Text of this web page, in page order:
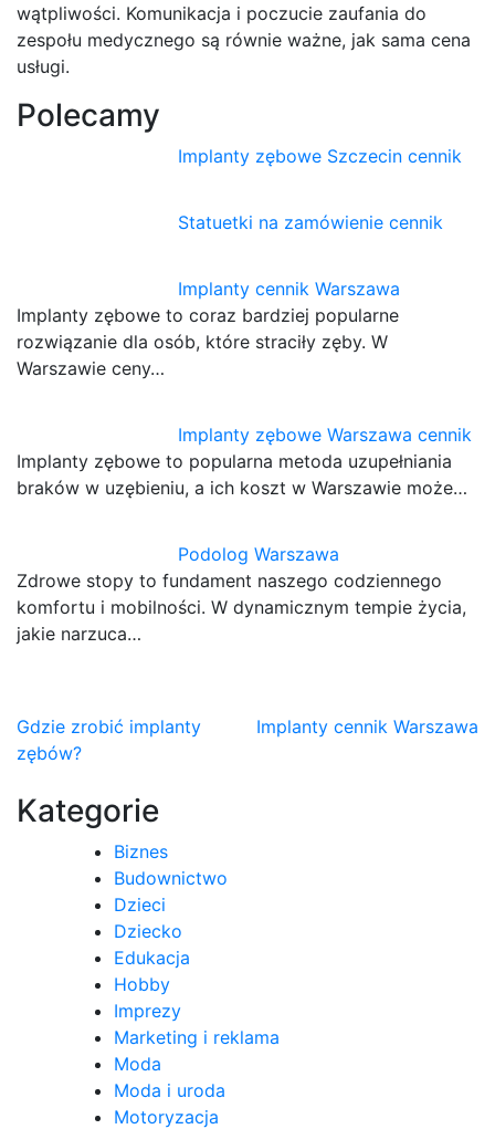
wątpliwości. Komunikacja i poczucie zaufania do
zespołu medycznego są równie ważne, jak sama cena
usługi.
Polecamy
Implanty zębowe Szczecin cennik
Statuetki na zamówienie cennik
Implanty cennik Warszawa
Implanty zębowe to coraz bardziej popularne
rozwiązanie dla osób, które straciły zęby. W
Warszawie ceny…
Implanty zębowe Warszawa cennik
Implanty zębowe to popularna metoda uzupełniania
braków w uzębieniu, a ich koszt w Warszawie może…
Podolog Warszawa
Zdrowe stopy to fundament naszego codziennego
komfortu i mobilności. W dynamicznym tempie życia,
jakie narzuca…
Nawigacja
wpisu
Gdzie zrobić implanty
zębów?
Implanty cennik Warszawa
Kategorie
Biznes
Budownictwo
Dzieci
Dziecko
Edukacja
Hobby
Imprezy
Marketing i reklama
Moda
Moda i uroda
Motoryzacja